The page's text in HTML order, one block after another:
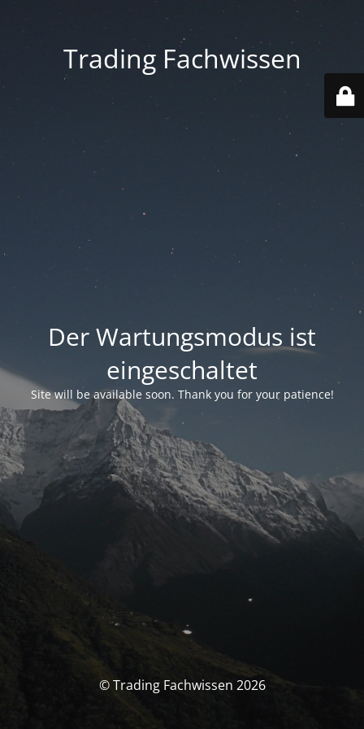
Trading Fachwissen
Der Wartungsmodus ist
eingeschaltet
Site will be available soon. Thank you for your patience!
© Trading Fachwissen 2026